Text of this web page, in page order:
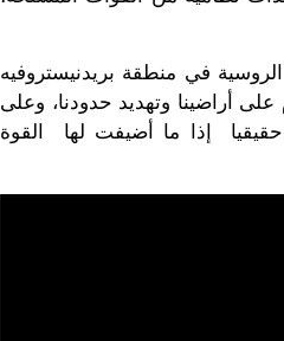
في منطقة بريدنيستروفيه
أراضينا وتهديد حدودنا، وعلى
إذا ما أضيفت لها القوة